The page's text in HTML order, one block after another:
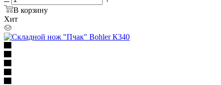
В корзину
Хит